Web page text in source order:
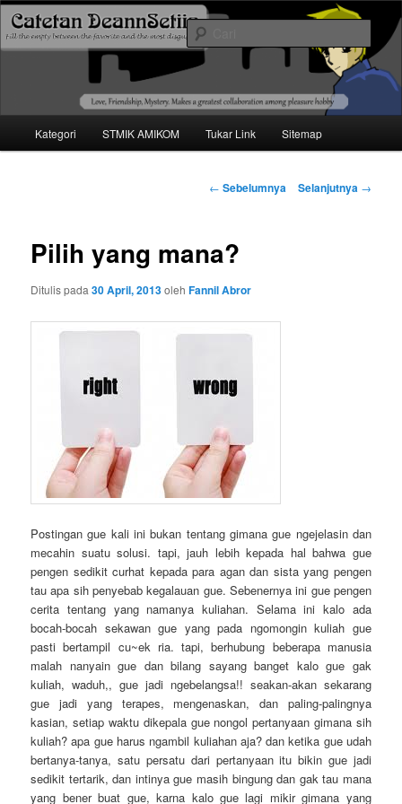
Catetan DS
Mari bermimpi dan ciptakan kehendak
Langsung
utama
Kategori STMIK AMIKOM Tukar Link Sitemap
Navigasi
← Sebelumnya Selanjutnya →
Pilih yang mana?
Ditulis pada30 April, 2013olehFannil Abror
Postingan gue kali ini bukan tentang gimana gue ngejelasin dan
mecahin suatu solusi. tapi, jauh lebih kepada hal bahwa gue
pengen sedikit curhat kepada para agan dan sista yang pengen
tau apa sih penyebab kegalauan gue. Sebenernya ini gue pengen
cerita tentang yang namanya kuliahan. Selama ini kalo ada
bocah-bocah sekawan gue yang pada ngomongin kuliah gue
pasti bertampil cu~ek ria. tapi, berhubung beberapa manusia
malah nanyain gue dan bilang sayang banget kalo gue gak
kuliah, waduh,, gue jadi ngebelangsa!! seakan-akan sekarang
gue jadi yang terapes, mengenaskan, dan paling-palingnya
kasian, setiap waktu dikepala gue nongol pertanyaan gimana sih
kuliah? apa gue harus ngambil kuliahan aja? dan ketika gue udah
bertanya-tanya, satu persatu dari pertanyaan itu bikin gue jadi
sedikit tertarik, dan intinya gue masih bingung dan gak tau mana
yang bener buat gue, karna kalo gue lagi mikir gimana yang